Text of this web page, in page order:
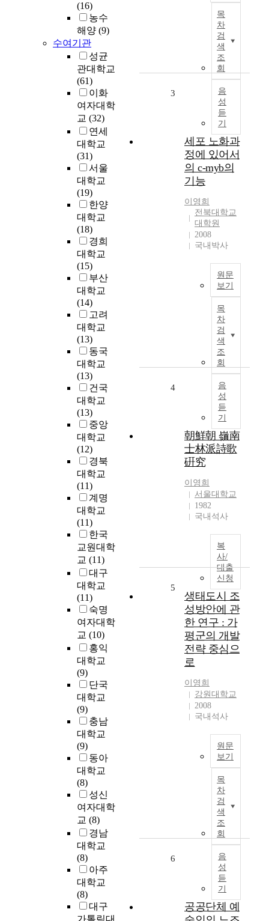
(16)
농수
해양 (9)
수여기관
성균
관대학교
(61)
이화
여자대학
교 (32)
연세
대학교
(31)
서울
대학교
(19)
한양
대학교
(18)
경희
대학교
(15)
부산
대학교
(14)
고려
대학교
(13)
동국
대학교
(13)
건국
대학교
(13)
중앙
대학교
(12)
경북
대학교
(11)
계명
대학교
(11)
한국
교원대학
교 (11)
대구
대학교
(11)
숙명
여자대학
교 (10)
홍익
대학교
(9)
단국
대학교
(9)
충남
대학교
(9)
동아
대학교
(8)
성신
여자대학
교 (8)
경남
대학교
(8)
아주
대학교
(8)
대구
u
a
목
차
검
색
조
회
음
성
듣
기
t
3
세포 노화과
정에 있어서
의 c-myb의
기능
이영희
전북대학교
대학원
2008
국내박사
원문
보기
목
차
검
색
조
회
음
성
듣
기
o
s
4
朝鮮朝 嶺南
士林派詩歌
硏究
이영희
서울대학교
1982
국내석사
복
사/
대출
신청
5
생태도시 조
성방안에 관
한 연구 : 가
평군의 개발
전략 중심으
로
이영희
강원대학교
2008
국내석사
원문
보기
목
차
검
색
조
회
음
성
듣
기
6
공공단체 예